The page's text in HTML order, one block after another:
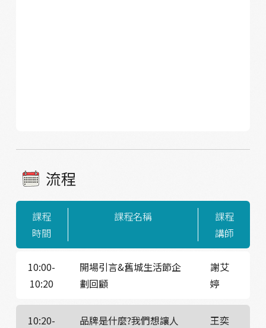
流程
課程
時間
課程名稱
課程
講師
10:00-
10:20
開場引言&舊城生活節企
劃回顧
謝艾
婷
10:20-
品牌是什麼?我們想讓人
王奕